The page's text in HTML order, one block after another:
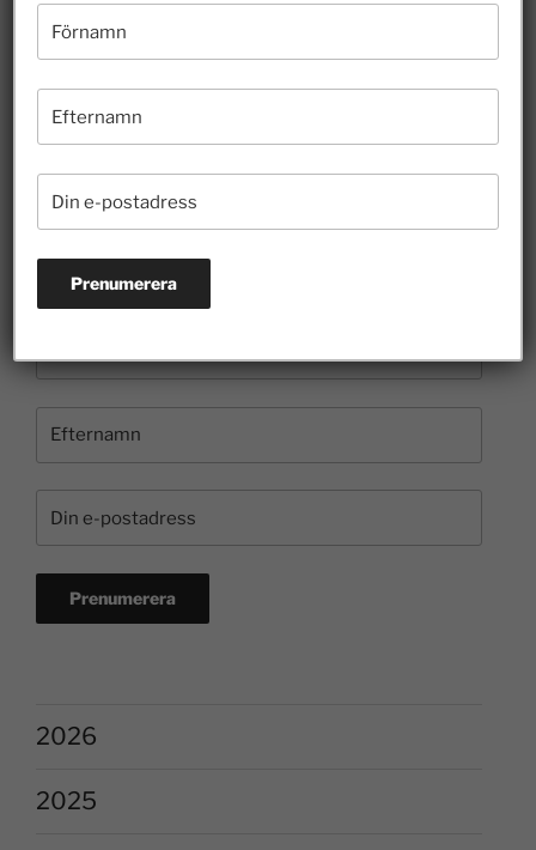
26 juli 2026
10 juli 2026
Borgvik illustrerar hur entreprenörer bidrar till
kulturen
3 juli 2026
Prenumerera på nyhetsbrevet
2026
2025